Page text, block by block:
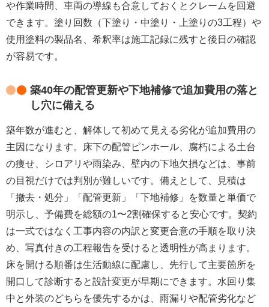
や作業時間、車両の導線も合意しておくとクレームを回避
できます。 塗り回数（下塗り・中塗り・上塗りの3工程） や
使用塗料の製品名、希釈率は施工記録に残すと後日の確認
が容易です。
築40年の配管更新や下地補修で追加費用の落と
し穴に備える
築年数が進むと、 解体して初めて見える劣化が追加費用の
主因になります。床下の配管ピンホール、腐朽による土台
の痩せ、シロアリや雨染み、壁内の下地欠損などは、事前
の目視だけでは判別が難しいです。備えとして、見積は
「撤去・処分」「配管更新」「下地補修」を数量と単価で
明示し、 予備費を総額の1〜2割確保すると安心です。契約
は一式ではなく 工事内容の内訳と変更合意の手順を取り決
め、写真付きの工程報告を受けると透明性が高まります。
床を開ける順番は生活動線に配慮し、 先行して主要箇所を
開口して診断すると設計変更が早期にできます。水回り集
中と外装のどちらを優先するかは、 雨漏りや配管劣化など